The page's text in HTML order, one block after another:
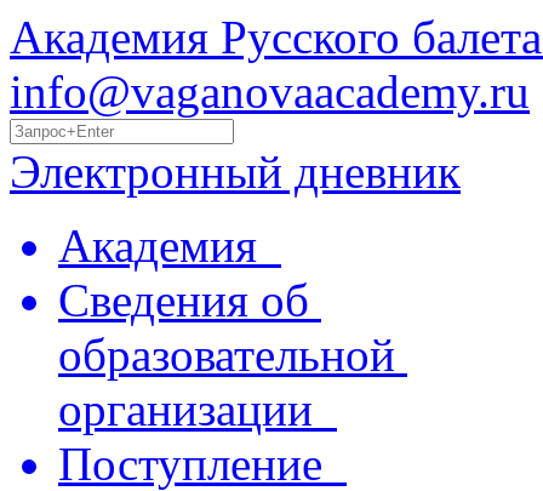
Академия Русского
info@vaganovaacademy.ru
Электронный дневник
Академия
Сведения об
образовательной
организации
Поступление